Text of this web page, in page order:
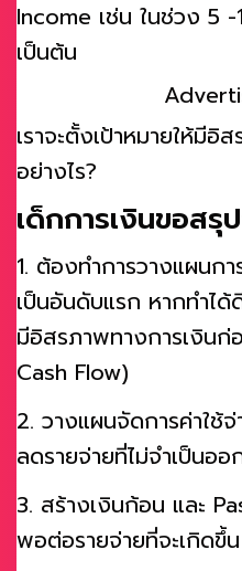
Income เช่น ในช่วง 5
เป็นต้น
เราจะตั้งเป้าหมายให้มีอิ
อย่างไร?
เด็กการเงินขอส
1. ต้องทำการวางแผนก
เป็นอันดับแรก หากทำได้
มีอิสรภาพทางการเงิน
Cash Flow)
2. วางแผนจัดการค่าใช้
ลดรายจ่ายที่ไม่จำเป็นออ
3. สร้างเงินก้อน และ
พอต่อรายจ่ายที่จะเกิดขึ้น